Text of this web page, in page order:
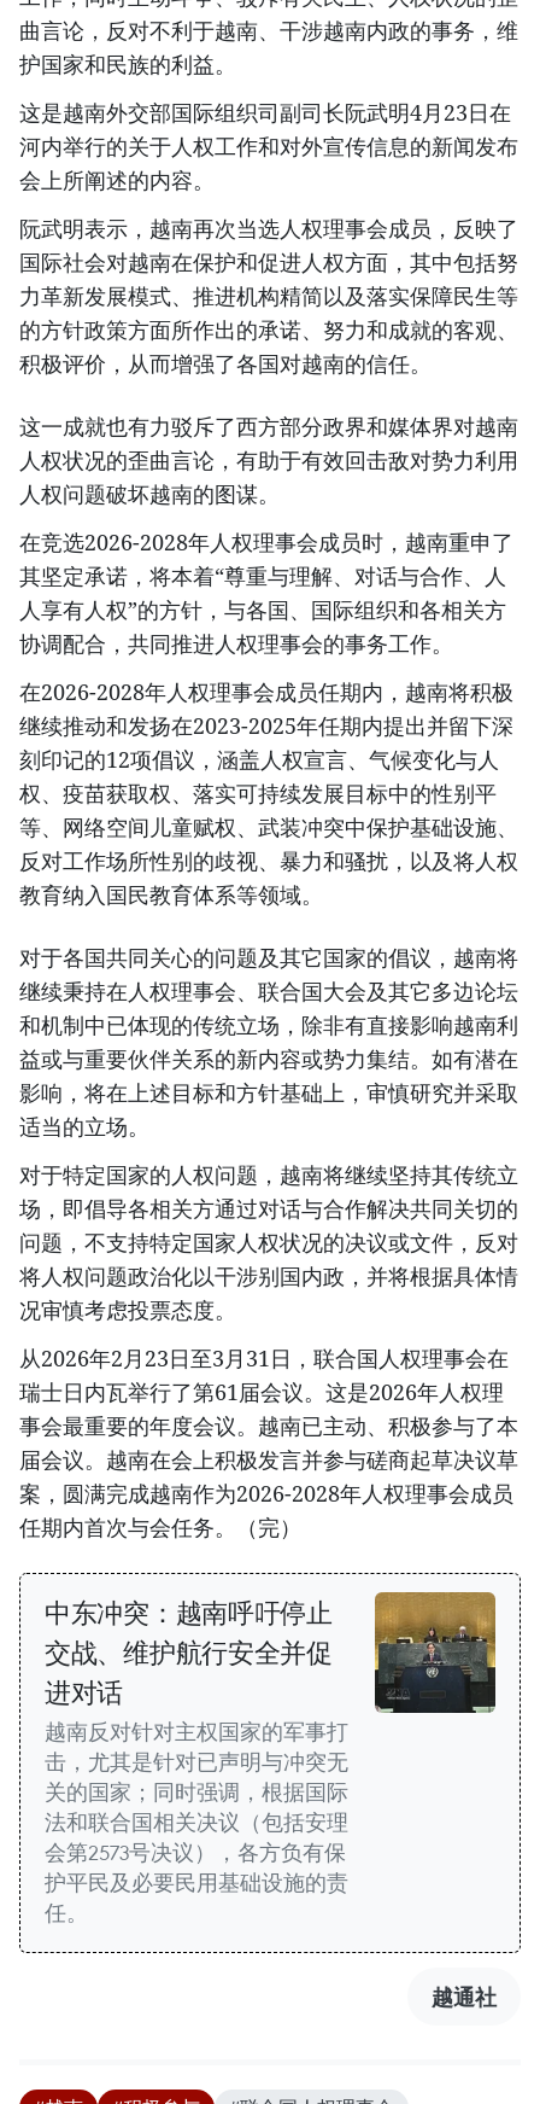
曲言论，反对不利于越南、干涉越南内政的事务，维
护国家和民族的利益。
这是越南外交部国际组织司副司长阮武明4月23日在
河内举行的关于人权工作和对外宣传信息的新闻发布
会上所阐述的内容。
阮武明表示，越南再次当选人权理事会成员，反映了
国际社会对越南在保护和促进人权方面，其中包括努
力革新发展模式、推进机构精简以及落实保障民生等
的方针政策方面所作出的承诺、努力和成就的客观、
积极评价，从而增强了各国对越南的信任。
这一成就也有力驳斥了西方部分政界和媒体界对越南
人权状况的歪曲言论，有助于有效回击敌对势力利用
人权问题破坏越南的图谋。
在竞选2026-2028年人权理事会成员时，越南重申了
其坚定承诺，将本着“尊重与理解、对话与合作、人
人享有人权”的方针，与各国、国际组织和各相关方
协调配合，共同推进人权理事会的事务工作。
在2026-2028年人权理事会成员任期内，越南将积极
继续推动和发扬在2023-2025年任期内提出并留下深
刻印记的12项倡议，涵盖人权宣言、气候变化与人
权、疫苗获取权、落实可持续发展目标中的性别平
等、网络空间儿童赋权、武装冲突中保护基础设施、
反对工作场所性别的歧视、暴力和骚扰，以及将人权
教育纳入国民教育体系等领域。
对于各国共同关心的问题及其它国家的倡议，越南将
继续秉持在人权理事会、联合国大会及其它多边论坛
和机制中已体现的传统立场，除非有直接影响越南利
益或与重要伙伴关系的新内容或势力集结。如有潜在
影响，将在上述目标和方针基础上，审慎研究并采取
适当的立场。
对于特定国家的人权问题，越南将继续坚持其传统立
场，即倡导各相关方通过对话与合作解决共同关切的
问题，不支持特定国家人权状况的决议或文件，反对
将人权问题政治化以干涉别国内政，并将根据具体情
况审慎考虑投票态度。
从2026年2月23日至3月31日，联合国人权理事会在
瑞士日内瓦举行了第61届会议。这是2026年人权理
事会最重要的年度会议。越南已主动、积极参与了本
届会议。越南在会上积极发言并参与磋商起草决议草
案，圆满完成越南作为2026-2028年人权理事会成员
任期内首次与会任务。（完）
中东冲突：越南呼吁停止
交战、维护航行安全并促
进对话
越南反对针对主权国家的军事打
击，尤其是针对已声明与冲突无
关的国家；同时强调，根据国际
法和联合国相关决议（包括安理
会第2573号决议），各方负有保
护平民及必要民用基础设施的责
任。
越通社